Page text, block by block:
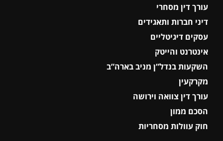
עורך דין מסחרי
דיני חברות ותאגידים
עסקים דיגיטליים
אינטרנט והייטק
השקעות בנדל”ן מניב בארה”ב
מקרקעין
עורך דין צוואה וירושה
הסכם ממון
חוק עוולות מסחריות